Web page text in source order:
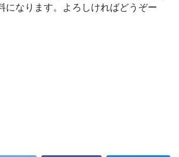
になります。よろしければどうぞー